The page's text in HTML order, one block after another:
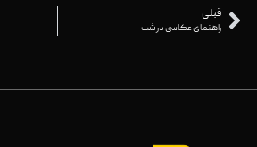
قبلی
راهنمای عکاسی در شب